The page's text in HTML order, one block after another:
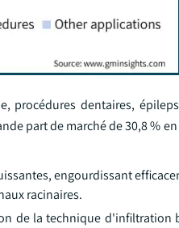
procédures dentaires,
part de marché de 30,8 %
engourdissant
racinaires.
de la technique d'infiltration